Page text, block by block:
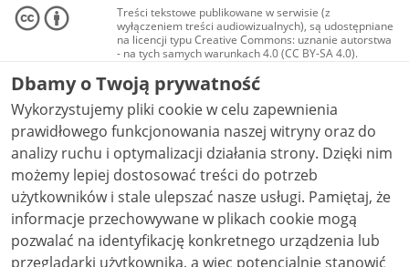
Treści tekstowe publikowane w serwisie (z
wyłączeniem treści audiowizualnych), są udostępniane
na licencji typu Creative Commons: uznanie autorstwa
- na tych samych warunkach 4.0 (CC BY-SA 4.0).
Materiały audiowizualne, w tym zdjęcia, materiały
audio i wideo, są udostępniane na licencji typu
Creative Commons: uznanie autorstwa użycie
niekomercyjne - bez utworów zależnych 4.0 (CC BY-
NC-ND 4.0), o ile nie jest to stwierdzone inaczej.
Dbamy o Twoją prywatność
Wykorzystujemy pliki cookie w celu zapewnienia
prawidłowego funkcjonowania naszej witryny oraz do
analizy ruchu i optymalizacji działania strony. Dzięki nim
możemy lepiej dostosować treści do potrzeb
użytkowników i stale ulepszać nasze usługi. Pamiętaj, że
informacje przechowywane w plikach cookie mogą
pozwalać na identyfikację konkretnego urządzenia lub
przeglądarki użytkownika, a więc potencjalnie stanowić